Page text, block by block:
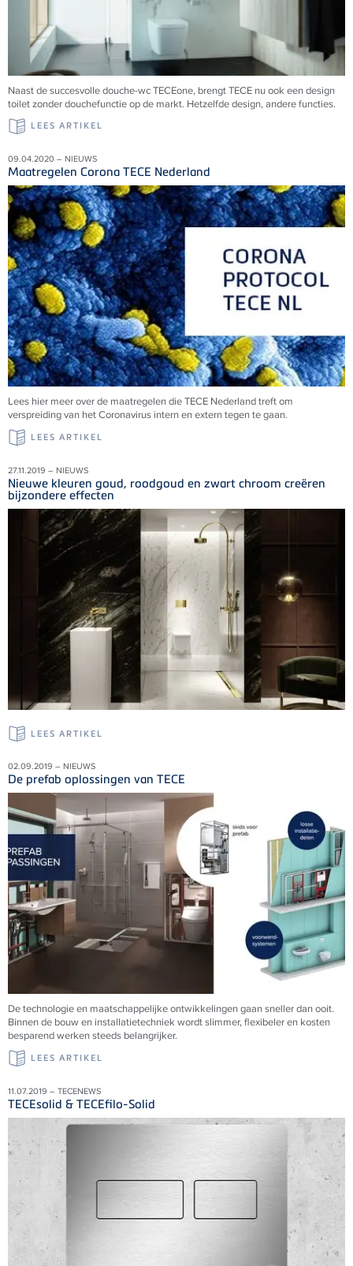
Naast de succesvolle douche-wc TECEone, brengt TECE nu ook een design
toilet zonder douchefunctie op de markt. Hetzelfde design, andere functies.
LEES ARTIKEL
09.04.2020 – NIEUWS
Maatregelen Corona TECE Nederland
Lees hier meer over de maatregelen die TECE Nederland treft om
verspreiding van het Coronavirus intern en extern tegen te gaan.
LEES ARTIKEL
27.11.2019 – NIEUWS
Nieuwe kleuren goud, roodgoud en zwart chroom creëren
bijzondere effecten
LEES ARTIKEL
02.09.2019 – NIEUWS
De prefab oplossingen van TECE
De technologie en maatschappelijke ontwikkelingen gaan sneller dan ooit.
Binnen de bouw en installatietechniek wordt slimmer, flexibeler en kosten
besparend werken steeds belangrijker.
LEES ARTIKEL
11.07.2019 – TECENEWS
TECEsolid & TECEfilo-Solid